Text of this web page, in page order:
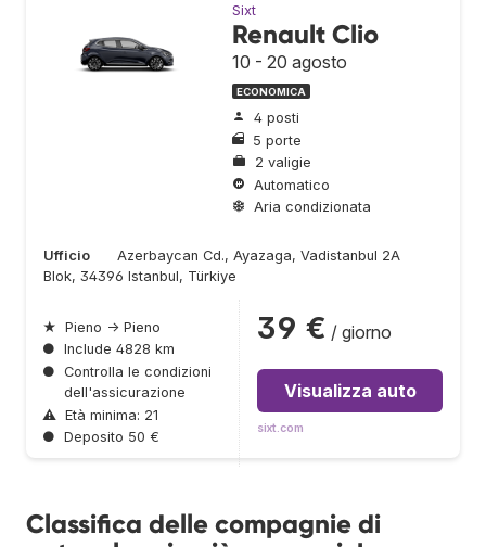
Sixt
Renault Clio
10 - 20 agosto
ECONOMICA
4 posti
5 porte
2 valigie
Automatico
Aria condizionata
Ufficio
Azerbaycan Cd., Ayazaga, Vadistanbul 2A
Blok, 34396 Istanbul, Türkiye
★ Pieno → Pieno
● Include 4828 km
● Controlla le condizioni
dell'assicurazione
⚠ Età minima: 21
● Deposito 50 €
39 € / giorno
Visualizza auto
sixt.com
Classifica delle compagnie di